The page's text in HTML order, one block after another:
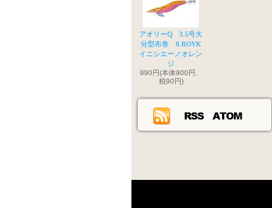
アオリーQ 3.5号大
分型布巻 8.ROYK
イニシエーノオレン
ジ
990円(本体900円、
税90円)